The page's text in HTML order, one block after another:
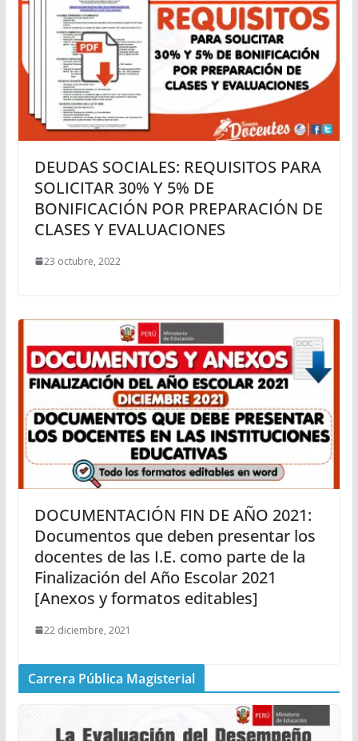
DEUDAS SOCIALES: REQUISITOS PARA
SOLICITAR 30% Y 5% DE
BONIFICACIÓN POR PREPARACIÓN DE
CLASES Y EVALUACIONES
23 octubre, 2022
DOCUMENTACIÓN FIN DE AÑO 2021:
Documentos que deben presentar los
docentes de las I.E. como parte de la
Finalización del Año Escolar 2021
[Anexos y formatos editables]
22 diciembre, 2021
Carrera Pública Magisterial